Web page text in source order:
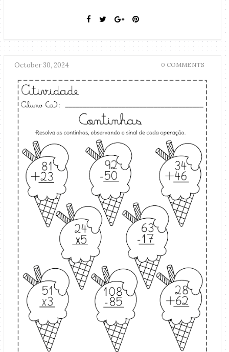
October 30, 2024 0 COMMENTS